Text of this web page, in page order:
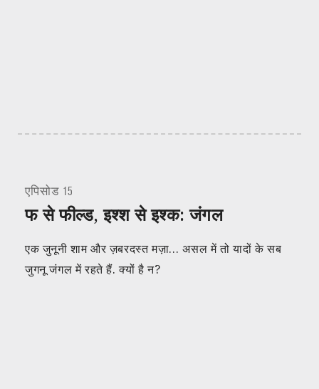
एपिसोड 15
फ से फील्ड, इश्श से इश्क: जंगल
एक जुनूनी शाम और ज़बरदस्त मज़ा… असल में तो यादों के सब
जुगनू जंगल में रहते हैं. क्यों है न?